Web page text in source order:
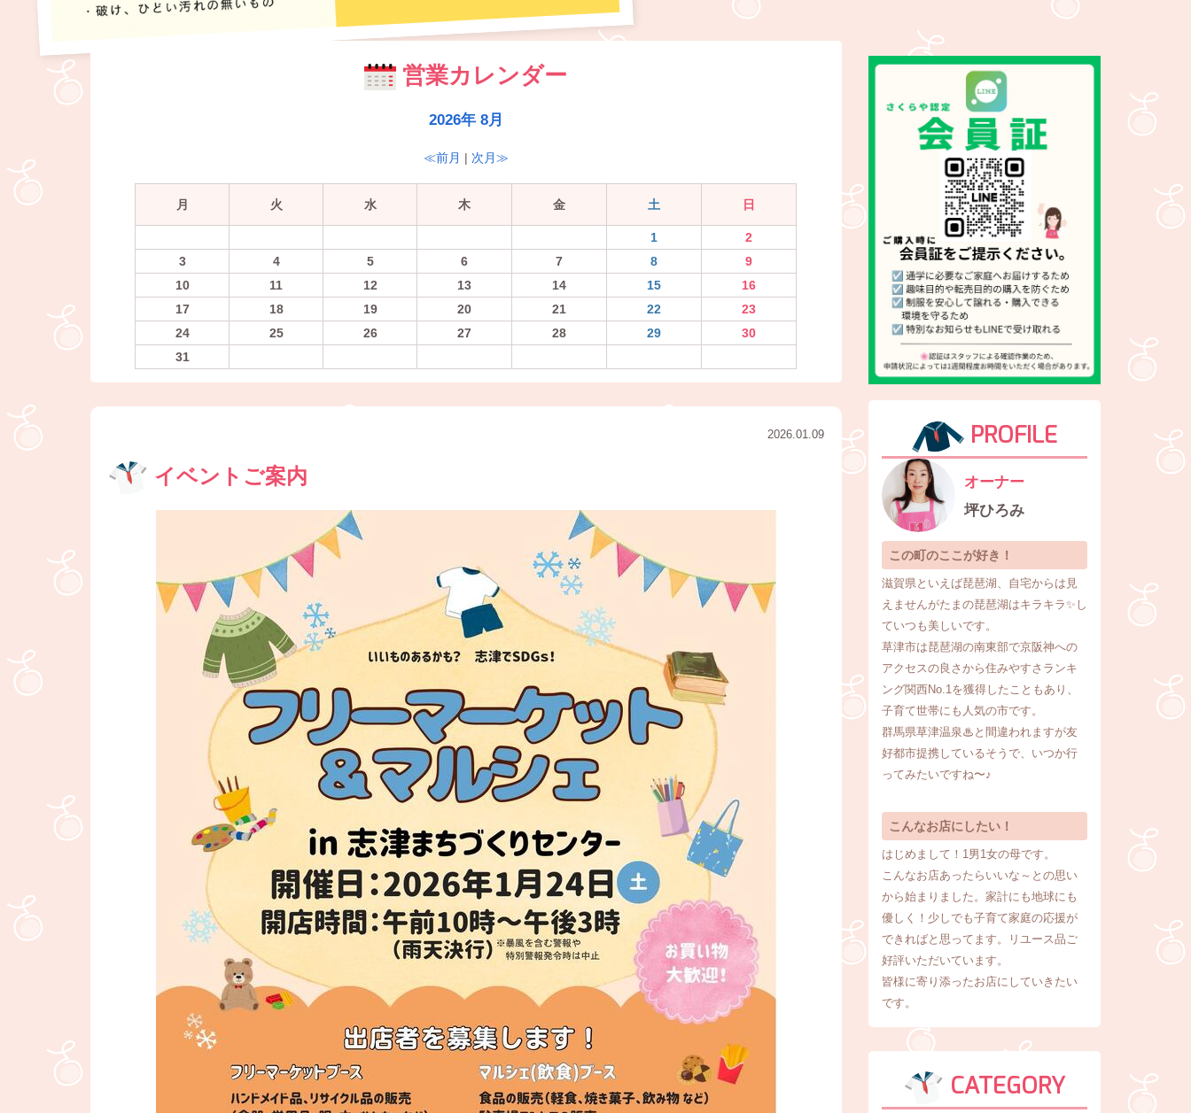
営業カレンダー
2026年 8月
≪前月 | 次月≫
月 火 水 木 金 土 日
1
2
3
4 5 6 7 8
9
10
11 12 13 14 15
16
17
18 19 20 21 22
23
24
25 26 27 28 29
30
31
2026.01.09
イベントご案内
PROFILE
オーナー
坪ひろみ
この町のここが好き！
滋賀県といえば琵琶湖、自宅からは見
えませんがたまの琵琶湖はキラキラ✨し
ていつも美しいです。
草津市は琵琶湖の南東部で京阪神への
アクセスの良さから住みやすさランキ
ング関西No.1を獲得したこともあり、
子育て世帯にも人気の市です。
群馬県草津温泉♨と間違われますが友
好都市提携しているそうで、いつか行
ってみたいですね〜♪
こんなお店にしたい！
はじめまして！1男1女の母です。
こんなお店あったらいいな～との思い
から始まりました。家計にも地球にも
優しく！少しでも子育て家庭の応援が
できればと思ってます。リユース品ご
好評いただいています。
皆様に寄り添ったお店にしていきたい
です。
CATEGORY